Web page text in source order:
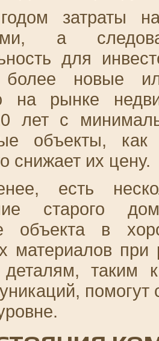
затраты
а
для
более новые
на рынке
лет с
объекты, как
снижает их цену.
есть
старого
объекта в
материалов
таким
помогут